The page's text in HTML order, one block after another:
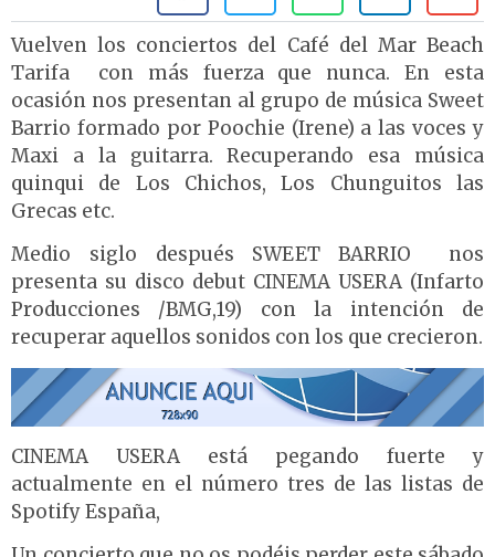
Vuelven los conciertos del Café del Mar Beach
Tarifa con más fuerza que nunca. En esta
ocasión nos presentan al grupo de música Sweet
Barrio formado por Poochie (Irene) a las voces y
Maxi a la guitarra. Recuperando esa música
quinqui de Los Chichos, Los Chunguitos las
Grecas etc.
Medio siglo después SWEET BARRIO nos
presenta su disco debut CINEMA USERA (Infarto
Producciones /BMG,19) con la intención de
recuperar aquellos sonidos con los que crecieron.
CINEMA USERA está pegando fuerte y
actualmente en el número tres de las listas de
Spotify España,